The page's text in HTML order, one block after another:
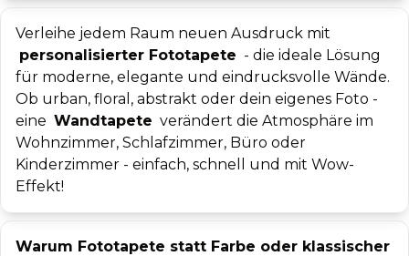
Verleihe jedem Raum neuen Ausdruck mit
personalisierter Fototapete - die ideale Lösung
für moderne, elegante und eindrucksvolle Wände.
Ob urban, floral, abstrakt oder dein eigenes Foto -
eine Wandtapete verändert die Atmosphäre im
Wohnzimmer, Schlafzimmer, Büro oder
Kinderzimmer - einfach, schnell und mit Wow-
Effekt!
Warum Fototapete statt Farbe oder klassischer